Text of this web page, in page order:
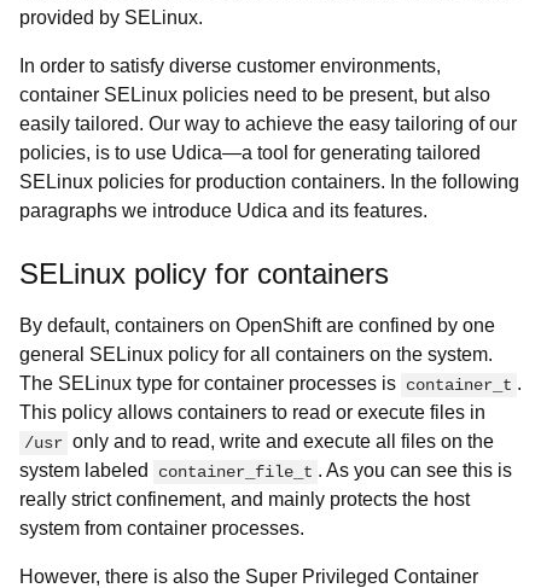
provided by SELinux.
In order to satisfy diverse customer environments,
container SELinux policies need to be present, but also
easily tailored. Our way to achieve the easy tailoring of our
policies, is to use Udica—a tool for generating tailored
SELinux policies for production containers. In the following
paragraphs we introduce Udica and its features.
SELinux policy for containers
By default, containers on OpenShift are confined by one
general SELinux policy for all containers on the system.
The SELinux type for container processes is container_t .
This policy allows containers to read or execute files in
/usr only and to read, write and execute all files on the
system labeled
container_file_t . As you can see this is
really strict confinement, and mainly protects the host
system from container processes.
However, there is also the Super Privileged Container